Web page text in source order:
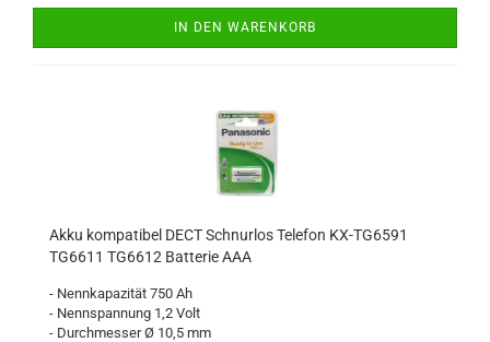
IN DEN WARENKORB
Akku kompatibel DECT Schnurlos Telefon KX-TG6591
TG6611 TG6612 Batterie AAA
- Nennkapazität 750 Ah
- Nennspannung 1,2 Volt
- Durchmesser Ø 10,5 mm